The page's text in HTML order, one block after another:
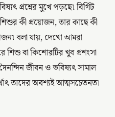
প্রশ্নের মুখে পড়ছে৷ বির্গিট
কী প্রয়োজন, তার কাছে কী
বলা যায়, দেখো আমরা
শিশু বা কিশোরটির খুব প্রশংসা
জীবন ও ভবিষ্যৎ সামাল
তাদের অবশ্যই আত্মসচেতনতা